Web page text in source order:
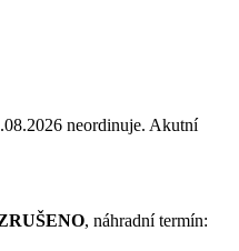
neordinuje. Akutní
, náhradní termín: